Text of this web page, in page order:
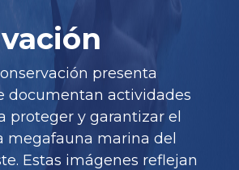
presenta
documentan actividades
proteger y garantizar el
megafauna marina del
Estas imágenes reflejan